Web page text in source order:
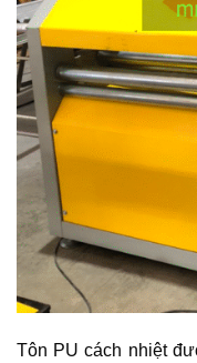
Tôn PU cách nhiệt